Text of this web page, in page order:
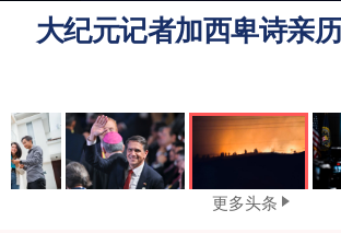
大纪元记者加西卑诗亲
更多头条